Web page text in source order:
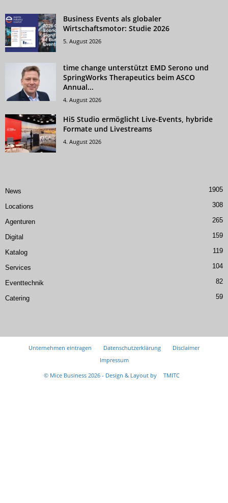
Business Events als globaler
Wirtschaftsmotor: Studie 2026
5. August 2026
time change unterstützt EMD Serono und
SpringWorks Therapeutics beim ASCO
Annual...
4. August 2026
Hi5 Studio ermöglicht Live-Events, hybride
Formate und Livestreams
4. August 2026
News 1905
Locations 308
Agenturen 265
Digital 159
Katalog 119
Services 104
Eventtechnik 82
Catering 59
Unternehmen eintragen Datenschutzerklärung
Disclaimer
Impressum
© Mice Business 2026 - Design & Layout by
TMITC